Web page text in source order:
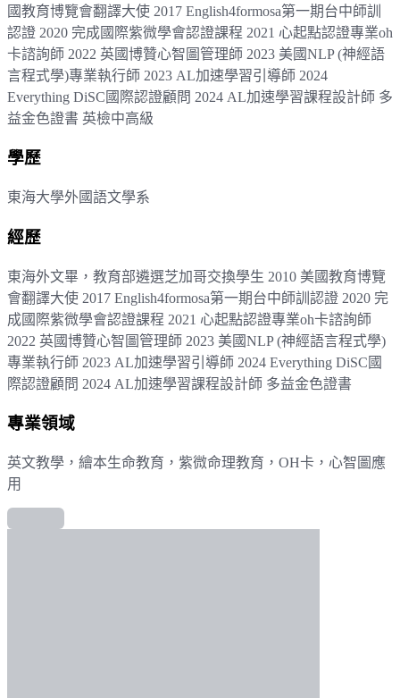
國教育博覽會翻譯大使 2017 English4formosa第一期台中師訓
認證 2020 完成國際紫微學會認證課程 2021 心起點認證專業oh
卡諮詢師 2022 英國博贊心智圖管理師 2023 美國NLP (神經語
言程式學)專業執行師 2023 AL加速學習引導師 2024
Everything DiSC國際認證顧問 2024 AL加速學習課程設計師 多
益金色證書 英檢中高級
學歷
東海大學外國語文學系
經歷
東海外文畢，教育部遴選芝加哥交換學生 2010 美國教育博覽
會翻譯大使 2017 English4formosa第一期台中師訓認證 2020 完
成國際紫微學會認證課程 2021 心起點認證專業oh卡諮詢師
2022 英國博贊心智圖管理師 2023 美國NLP (神經語言程式學)
專業執行師 2023 AL加速學習引導師 2024 Everything DiSC國
際認證顧問 2024 AL加速學習課程設計師 多益金色證書
專業領域
英文教學，繪本生命教育，紫微命理教育，OH卡，心智圖應
用